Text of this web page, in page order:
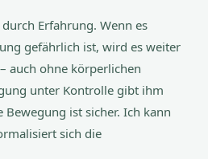
Erfahrung. Wenn es
gefährlich ist, wird es weiter
auch ohne körperlichen
unter Kontrolle gibt ihm
Bewegung ist sicher. Ich kann
sich die